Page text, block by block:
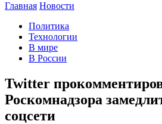
Главная Новости
Политика
Технологии
В мире
В России
Twitter
Роскомнадзора
соцсети